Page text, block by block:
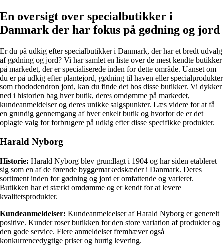
En oversigt over specialbutikker i
Danmark der har fokus på gødning og jord
Er du på udkig efter specialbutikker i Danmark, der har et bredt udvalg
af gødning og jord? Vi har samlet en liste over de mest kendte butikker
på markedet, der er specialiserede inden for dette område. Uanset om
du er på udkig efter plantejord, gødning til haven eller specialprodukter
som rhododendron jord, kan du finde det hos disse butikker. Vi dykker
ned i historien bag hver butik, deres omdømme på markedet,
kundeanmeldelser og deres unikke salgspunkter. Læs videre for at få
en grundig gennemgang af hver enkelt butik og hvorfor de er det
oplagte valg for forbrugere på udkig efter disse specifikke produkter.
Harald Nyborg
Historie: Harald Nyborg blev grundlagt i 1904 og har siden etableret
sig som en af de førende byggemarkedskæder i Danmark. Deres
sortiment inden for gødning og jord er omfattende og varieret.
Butikken har et stærkt omdømme og er kendt for at levere
kvalitetsprodukter.
Kundeanmeldelser: Kundeanmeldelser af Harald Nyborg er generelt
positive. Kunder roser butikken for den store variation af produkter og
den gode service. Flere anmeldelser fremhæver også
konkurrencedygtige priser og hurtig levering.